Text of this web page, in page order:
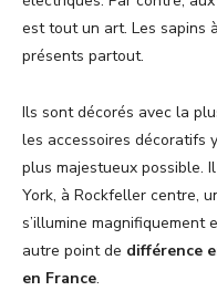
est tout un art. Les sapins
présents partout.
Ils sont décorés avec la
les accessoires décoratifs
plus majestueux possible.
York, à Rockfeller centre,
s’illumine magnifiquement
autre point de différence
en France.